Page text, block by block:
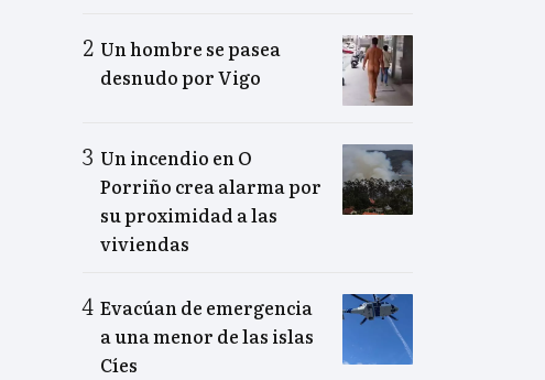
Un hombre se pasea
desnudo por Vigo
Un incendio en O
Porriño crea alarma por
su proximidad a las
viviendas
Evacúan de emergencia
a una menor de las islas
Cíes